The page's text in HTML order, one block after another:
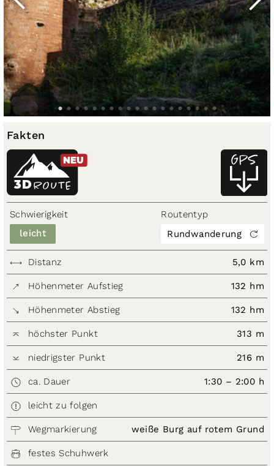
Fakten
ROUTE
3D
NEU
Schwierigkeit
leicht
Routentyp
Rundwanderung
Distanz 5,0 km
Höhenmeter Aufstieg 132 hm
Höhenmeter Abstieg 132 hm
höchster Punkt 313 m
niedrigster Punkt 216 m
ca. Dauer 1:30 – 2:00 h
leicht zu folgen
Wegmarkierung weiße Burg auf rotem Grund
festes Schuhwerk